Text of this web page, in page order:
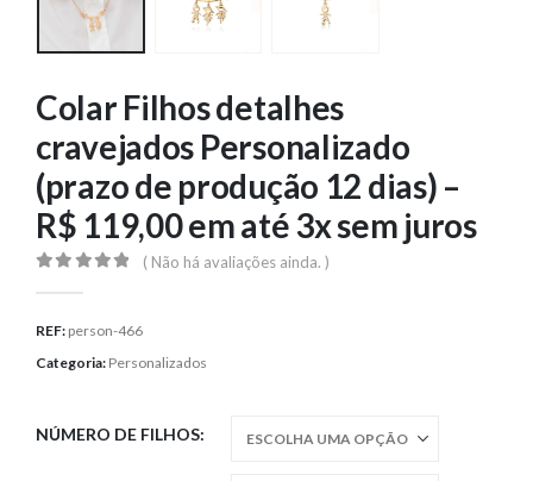
Colar Filhos detalhes
cravejados Personalizado
(prazo de produção 12 dias) –
R$ 119,00 em até 3x sem juros
( Não há avaliações ainda. )
REF: person-466
Categoria: Personalizados
NÚMERO DE FILHOS